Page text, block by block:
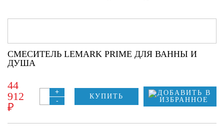
СМЕСИТЕЛЬ LEMARK PRIME ДЛЯ ВАННЫ И
ДУША
44
912
₽
+
-
КУПИТЬ